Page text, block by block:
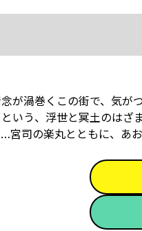
が渦巻くこの街で、気
いう、浮世と冥土のは
宮司の楽丸とともに、あ